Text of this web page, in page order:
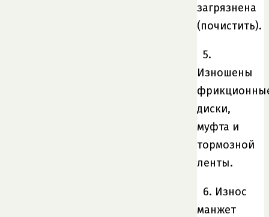
загрязнена
(почистить).
5.
Изношены
диски,
муфта и
тормозной
ленты.
6. Износ
манжет